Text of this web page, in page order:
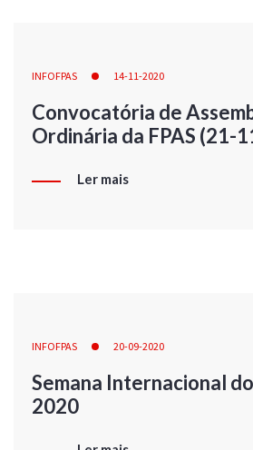
INFOFPAS 14-11-2020
Convocatória de
Ordinária da FPAS (21-
Ler mais
INFOFPAS 20-09-2020
Semana Internacional
2020